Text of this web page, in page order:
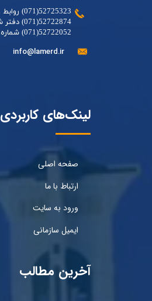
52725323(071) روابط عمومی
52722874(071) دفتر شهردار
52722052(071) شماره فاکس
info@lamerd.ir
لینک‌های کاربردی
صفحه اصلی
ارتباط با ما
ورود به سایت
ایمیل سازمانی
آخرین مطالب